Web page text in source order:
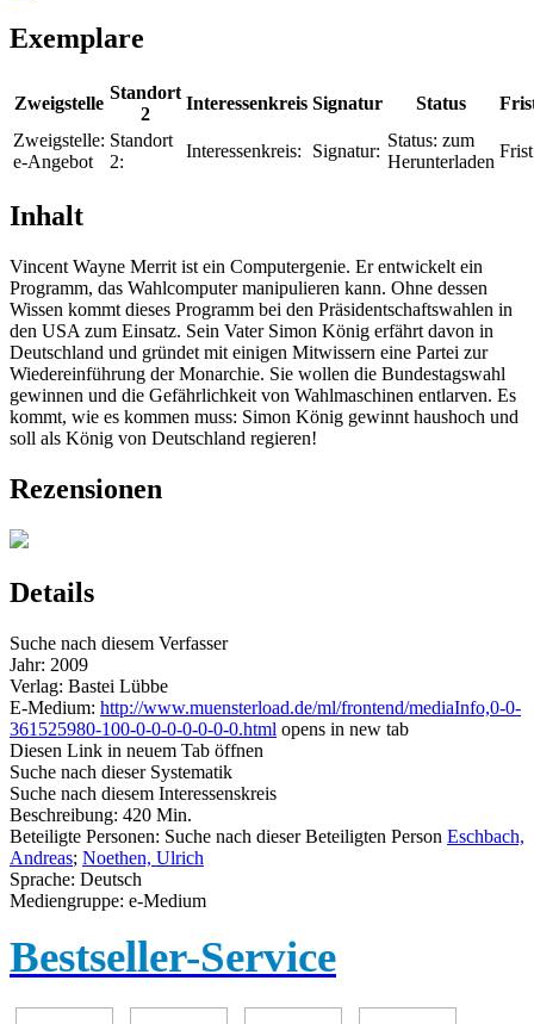
Exemplare
Zweigstelle
Standort
2
Interessenkreis Signatur Status
Zweigstelle:
e-Angebot
Standort
2:
Interessenkreis: Signatur:
Status: zum
Herunterladen
Inhalt
Vincent Wayne Merrit ist ein Computergenie. Er entwickelt ein
Programm, das Wahlcomputer manipulieren kann. Ohne dessen
Wissen kommt dieses Programm bei den Präsidentschaftswahlen in
den USA zum Einsatz. Sein Vater Simon König erfährt davon in
Deutschland und gründet mit einigen Mitwissern eine Partei zur
Wiedereinführung der Monarchie. Sie wollen die Bundestagswahl
gewinnen und die Gefährlichkeit von Wahlmaschinen entlarven. Es
kommt, wie es kommen muss: Simon König gewinnt haushoch und
soll als König von Deutschland regieren!
Rezensionen
Details
Suche nach diesem Verfasser
Jahr: 2009
Verlag: Bastei Lübbe
E-Medium: http://www.muensterload.de/ml/frontend/mediaInfo,0-0-
361525980-100-0-0-0-0-0-0-0.html opens in new tab
Diesen Link in neuem Tab öffnen
Suche nach dieser Systematik
Suche nach diesem Interessenskreis
Beschreibung: 420 Min.
Beteiligte Personen: Suche nach dieser Beteiligten Person Eschbach,
Andreas; Noethen, Ulrich
Sprache: Deutsch
Mediengruppe: e-Medium
Bestseller-Service